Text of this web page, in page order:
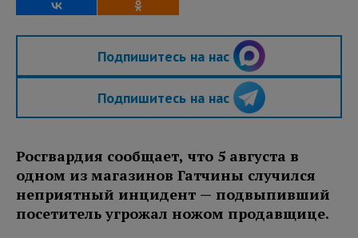
Подпишитесь на нас
Подпишитесь на нас
Росгвардия сообщает, что 5 августа в
одном из магазинов Гатчины случился
неприятный инцидент — подвыпивший
посетитель угрожал ножом продавщице.